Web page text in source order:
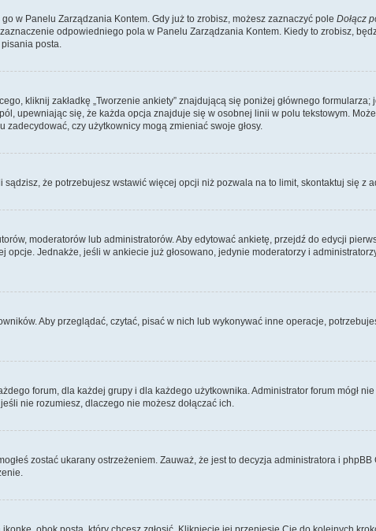
w Panelu Zarządzania Kontem. Gdy już to zrobisz, możesz zaznaczyć pole Dołącz
odpowiedniego pola w Panelu Zarządzania Kontem. Kiedy to zrobisz,
posta.
kliknij zakładkę „Tworzenie ankiety” znajdującą się poniżej głównego
upewniając się, że każda opcja znajduje się w osobnej linii w polu tekstowym.
czy użytkownicy mogą zmieniać swoje głosy.
że potrzebujesz wstawić więcej opcji niż pozwala na to limit, skontaktuj się z
moderatorów lub administratorów. Aby edytować ankietę, przejdź do edycji
opcje. Jednakże, jeśli w ankiecie już głosowano, jedynie moderatorzy i
Aby przeglądać, czytać, pisać w nich lub wykonywać inne operacje,
forum, dla każdej grupy i dla każdego użytkownika. Administrator forum mógł
nie rozumiesz, dlaczego nie możesz dołączać ich.
zostać ukarany ostrzeżeniem. Zauważ, że jest to decyzja administratora i